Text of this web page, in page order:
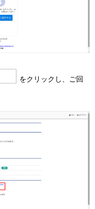
をクリックし、ご回